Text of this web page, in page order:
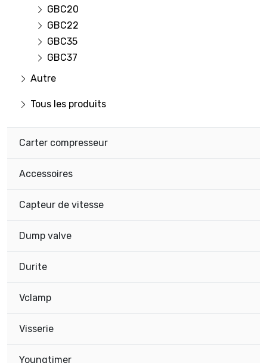
GBC20
GBC22
GBC35
GBC37
Autre
Tous les produits
Carter compresseur
Accessoires
Capteur de vitesse
Dump valve
Durite
Vclamp
Visserie
Youngtimer